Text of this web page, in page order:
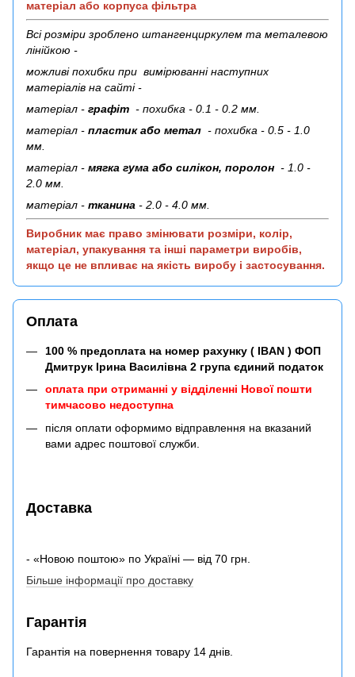
матеріал або корпуса фільтра
Всі розміри зроблено штангенциркулем та металевою
лінійкою -
можливі похибки при вимірюванні наступних
матеріалів на сайті -
матеріал - графіт - похибка - 0.1 - 0.2 мм.
матеріал - пластик або метал - похибка - 0.5 - 1.0
мм.
матеріал - мягка гума або силікон, поролон - 1.0 -
2.0 мм.
матеріал - тканина - 2.0 - 4.0 мм.
Виробник має право змінювати розміри, колір,
матеріал, упакування та інші параметри виробів,
якщо це не впливає на якість виробу і застосування.
Оплата
100 % предоплата на номер рахунку ( IBAN ) ФОП
Дмитрук Ірина Василівна 2 група єдиний податок
оплата при отриманні у відділенні Нової пошти
тимчасово недоступна
після оплати оформимо відправлення на вказаний
вами адрес поштової служби.
Доставка
- «Новою поштою» по Україні — від 70 грн.
Більше інформації про доставку
Гарантія
Гарантія на повернення товару 14 днів.